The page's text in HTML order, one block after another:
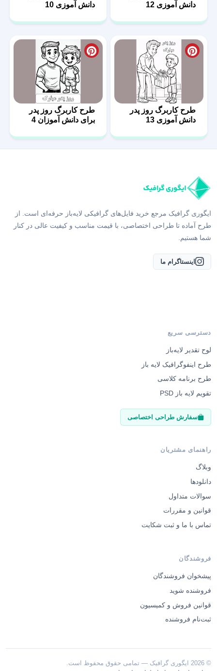
دانش آموزی 12
دانش آموزی 10
طرح کاربرگ روز پدر
دانش آموزی 13
طرح کاربرگ روز پدر
برای دانش آموزان 4
ایگوری گرافیک مرجع خرید فایل‌های گرافیکی لایه‌باز حرفه‌ای است. از
طرح آماده تا طراحی اختصاصی، با قیمت مناسب و کیفیت عالی در کنار
شما هستیم.
اینستاگرام ما
دسترسی سریع
لوح تقدیر لایه‌باز
طرح اینفوگرافیک لایه باز
طرح برنامه کلاسی
تقویم لایه باز PSD
سفارش طراحی اختصاصی
راهنمای مشتریان
وبلاگ
دانلودها
سوالات متداول
قوانین و مقررات
تماس با ما و ثبت شکایت
فروشندگان
پیشخوان فروشندگان
فروشنده شوید
قوانین فروش و کمیسیون
ثبت‌نام فروشنده
© 2026 ایگوری گرافیک — تمامی حقوق محفوظ است.